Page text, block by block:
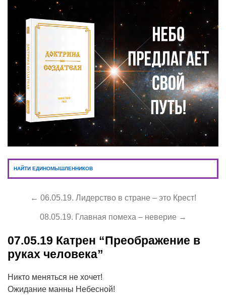
НАЙТИ ЕДИНОМЫШЛЕННИКОВ
← 06.05.19. Лидерство в стране – это Крест!
08.05.19. Главная помеха – неверие →
07.05.19 Катрен “Преображение в
руках человека”
Никто меняться не хочет!
Ожидание манны Небесной!